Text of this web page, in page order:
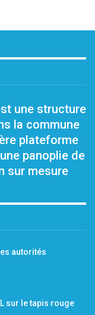
une structure
la commune
plateforme
panoplie de
sur mesure
autorités
sur le tapis rouge